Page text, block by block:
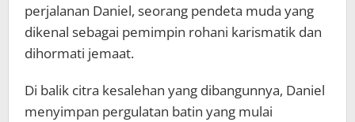
perjalanan Daniel, seorang pendeta muda yang
dikenal sebagai pemimpin rohani karismatik dan
dihormati jemaat.
Di balik citra kesalehan yang dibangunnya, Daniel
menyimpan pergulatan batin yang mulai